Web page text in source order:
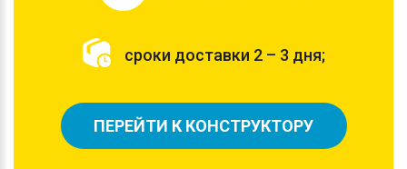
сроки доставки 2 – 3 дня;
ПЕРЕЙТИ К КОНСТРУКТОРУ